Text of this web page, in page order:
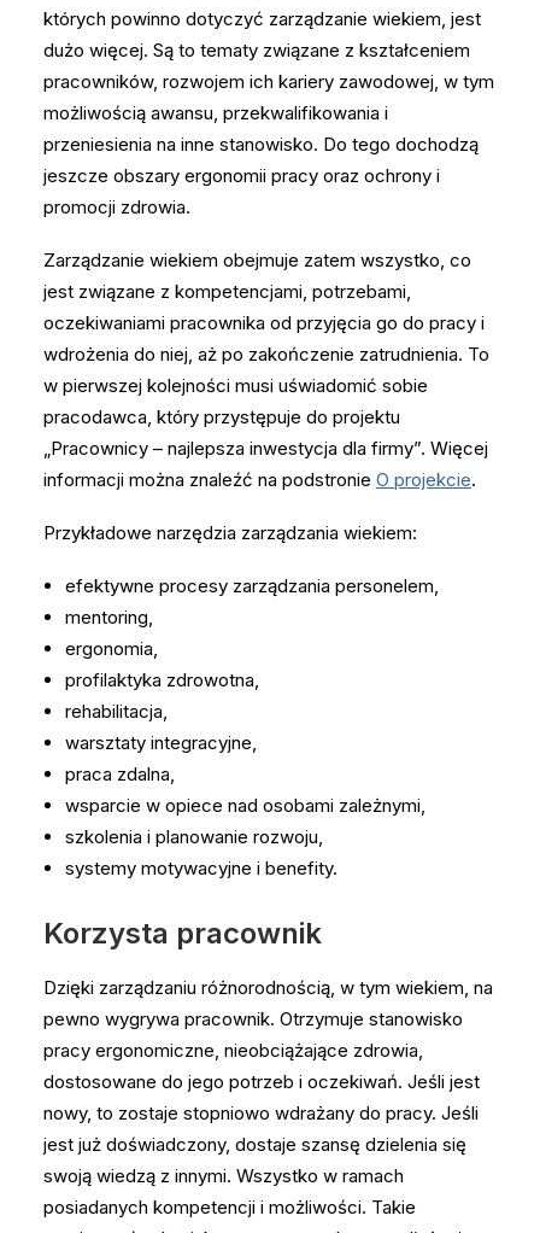
których powinno dotyczyć zarządzanie wiekiem, jest
dużo więcej. Są to tematy związane z kształceniem
pracowników, rozwojem ich kariery zawodowej, w tym
możliwością awansu, przekwalifikowania i
przeniesienia na inne stanowisko. Do tego dochodzą
jeszcze obszary ergonomii pracy oraz ochrony i
promocji zdrowia.
Zarządzanie wiekiem obejmuje zatem wszystko, co
jest związane z kompetencjami, potrzebami,
oczekiwaniami pracownika od przyjęcia go do pracy i
wdrożenia do niej, aż po zakończenie zatrudnienia. To
w pierwszej kolejności musi uświadomić sobie
pracodawca, który przystępuje do projektu
„Pracownicy – najlepsza inwestycja dla firmy”. Więcej
informacji można znaleźć na podstronie O projekcie.
Przykładowe narzędzia zarządzania wiekiem:
efektywne procesy zarządzania personelem,
mentoring,
ergonomia,
profilaktyka zdrowotna,
rehabilitacja,
warsztaty integracyjne,
praca zdalna,
wsparcie w opiece nad osobami zależnymi,
szkolenia i planowanie rozwoju,
systemy motywacyjne i benefity.
Korzysta pracownik
Dzięki zarządzaniu różnorodnością, w tym wiekiem, na
pewno wygrywa pracownik. Otrzymuje stanowisko
pracy ergonomiczne, nieobciążające zdrowia,
dostosowane do jego potrzeb i oczekiwań. Jeśli jest
nowy, to zostaje stopniowo wdrażany do pracy. Jeśli
jest już doświadczony, dostaje szansę dzielenia się
swoją wiedzą z innymi. Wszystko w ramach
posiadanych kompetencji i możliwości. Takie